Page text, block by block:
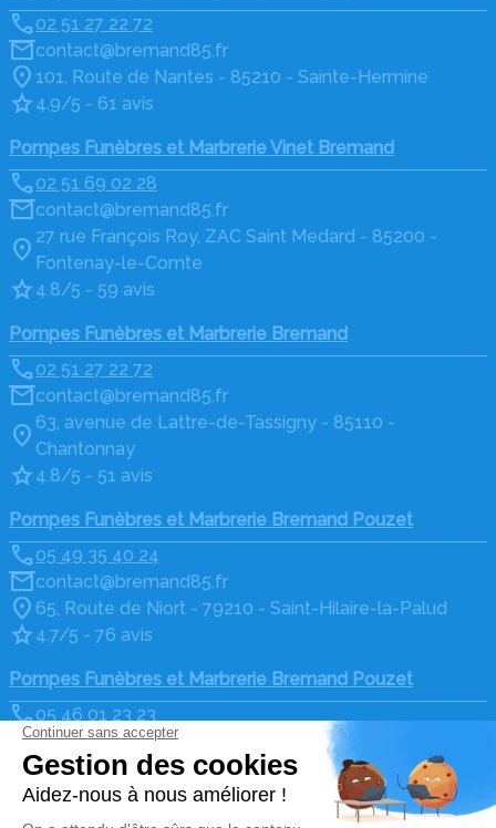
02 51 27 22 72
contact@bremand85.fr
101, Route de Nantes - 85210 - Sainte-Hermine
4.9/5 - 61 avis
Pompes Funèbres et Marbrerie Vinet Bremand
02 51 69 02 28
contact@bremand85.fr
27 rue François Roy, ZAC Saint Medard - 85200 -
Fontenay-le-Comte
4.8/5 - 59 avis
Pompes Funèbres et Marbrerie Bremand
02 51 27 22 72
contact@bremand85.fr
63, avenue de Lattre-de-Tassigny - 85110 -
Chantonnay
4.8/5 - 51 avis
Pompes Funèbres et Marbrerie Bremand Pouzet
05 49 35 40 24
contact@bremand85.fr
65, Route de Niort - 79210 - Saint-Hilaire-la-Palud
4.7/5 - 76 avis
Pompes Funèbres et Marbrerie Bremand Pouzet
05 46 01 23 23
contact@bremand85.fr
10 route de Marans - 17170 - Courçon
4.8/5 - 34 avis
Nos Services Liens utiles